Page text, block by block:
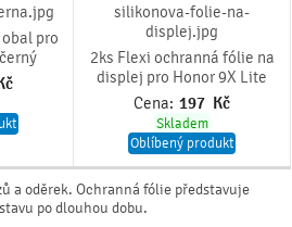
pro
2ks Flexi ochranná fólie na
displej pro Honor 9X Lite
Cena: 197 Kč
Skladem
Oblíbený produkt
a oděrek. Ochranná fólie představuje
po dlouhou dobu.